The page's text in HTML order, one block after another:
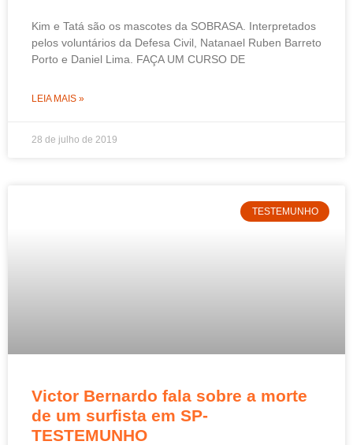
Kim e Tatá são os mascotes da SOBRASA. Interpretados
pelos voluntários da Defesa Civil, Natanael Ruben Barreto
Porto e Daniel Lima. FAÇA UM CURSO DE
LEIA MAIS »
28 de julho de 2019
TESTEMUNHO
Victor Bernardo fala sobre a morte
de um surfista em SP-
TESTEMUNHO